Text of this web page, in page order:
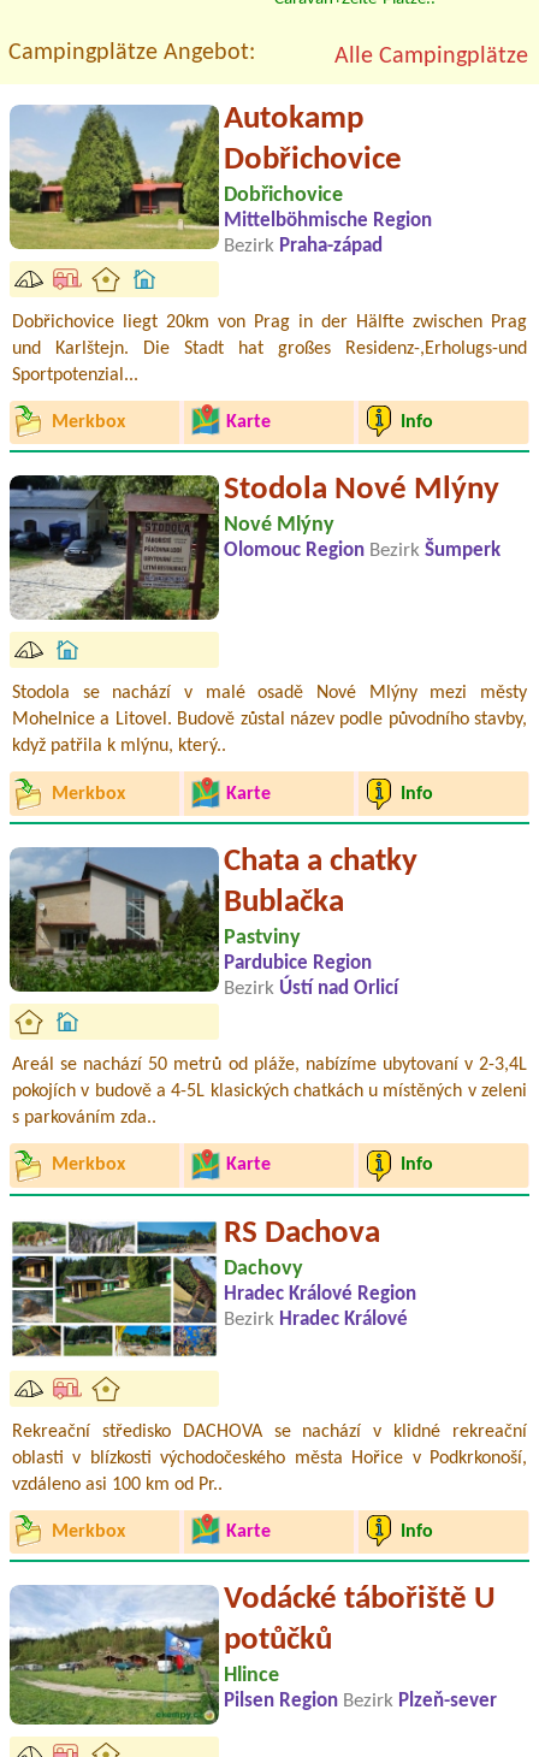
Campingplätze Angebot: Alle Campingplätze
Autokamp
Dobřichovice
Dobřichovice
Mittelböhmische Region
Bezirk Praha-západ
Dobřichovice liegt 20km von Prag in der Hälfte zwischen Prag
und Karlštejn. Die Stadt hat großes Residenz-,Erholugs-und
Sportpotenzial...
Merkbox Karte Info
Stodola Nové Mlýny
Nové Mlýny
Olomouc Region Bezirk Šumperk
Stodola se nachází v malé osadě Nové Mlýny mezi městy
Mohelnice a Litovel. Budově zůstal název podle původního stavby,
když patřila k mlýnu, který..
Merkbox Karte Info
Chata a chatky
Bublačka
Pastviny
Pardubice Region
Bezirk Ústí nad Orlicí
Areál se nachází 50 metrů od pláže, nabízíme ubytovaní v 2-3,4L
pokojích v budově a 4-5L klasických chatkách u místěných v zeleni
s parkováním zda..
Merkbox Karte Info
RS Dachova
Dachovy
Hradec Králové Region
Bezirk Hradec Králové
Rekreační středisko DACHOVA se nachází v klidné rekreační
oblasti v blízkosti východočeského města Hořice v Podkrkonoší,
vzdáleno asi 100 km od Pr..
Merkbox Karte Info
Vodácké tábořiště U
potůčků
Hlince
Pilsen Region Bezirk Plzeň-sever